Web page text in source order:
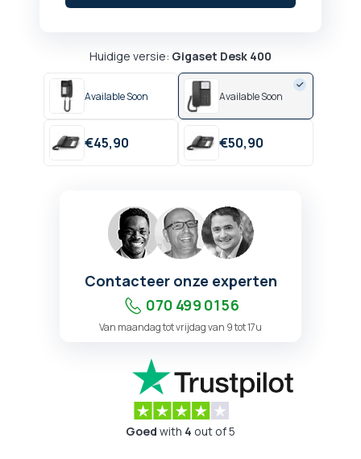
Huidige versie: Gigaset Desk 400
Available Soon Available Soon
€45,90 €50,90
Contacteer onze experten
070 499 01 56
Van maandag tot vrijdag van 9 tot 17u
Goed with 4 out of 5